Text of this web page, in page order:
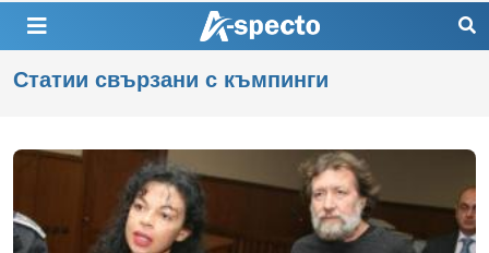
Статии свързани с къмпинги